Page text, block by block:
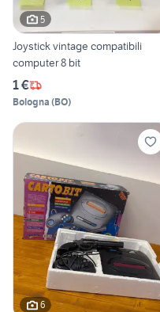
5
Joystick vintage compatibili
computer 8 bit
1 €
Bologna (BO)
6